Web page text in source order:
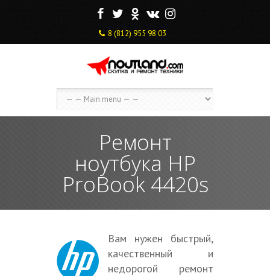
F T O V I
8 (812) 955 98 03
Ремонт
ноутбука HP
ProBook 4420s
Вам нужен быстрый,
качественный и
недорогой ремонт